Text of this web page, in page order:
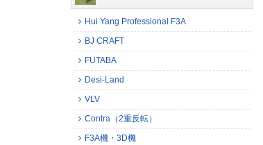
Hui Yang Professional F3A
BJ CRAFT
FUTABA
Desi-Land
VLV
Contra（2重反転）
F3A機・3D機